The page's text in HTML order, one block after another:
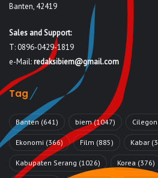
Banten, 42419
Sales and Support:
T: 0896-0429-1819
e-Mail:redaksibiem@gmail.com
Tag
Banten (641) biem(1047) Cilegon
Ekonomi (366) Film (885) Kabar
Kabupaten Serang (1026) Korea (376)